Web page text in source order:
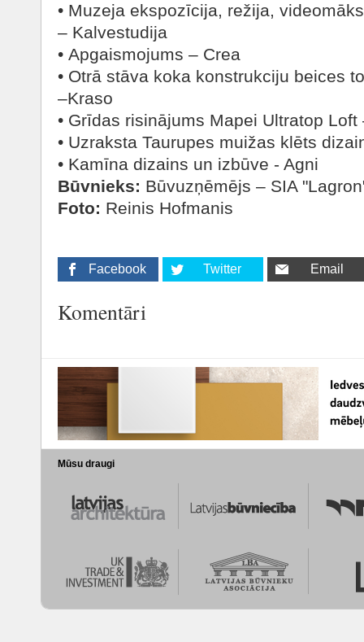
• Muzeja ekspozīcija, režija,
– Kalvestudija
• Apgaismojums – Crea
• Otrā stāva koka konstrukciju beices
–Kraso
• Grīdas risinājums Mapei Ultratop
• Uzraksta Taurupes muižas klēts
• Kamīna dizains un izbūve - Agni
Būvnieks: Būvuzņēmējs – SIA
Foto: Reinis Hofmanis
Facebook Twitter Email
Komentāri
Mūsu draugi